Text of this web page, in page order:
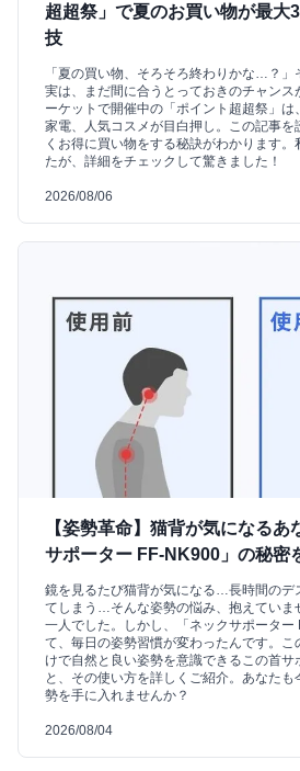
超超祭」で夏のお買い物が最大
技
「夏の買い物、そろそろ終わりかな…？」
実は、まだ間に合うとっておきのチャンス
ーケットで開催中の「ポイント超超祭」
家電、人気コスメが目白押し。この記事
くお得に買い物をする秘訣がわかります。
たが、詳細をチェックして驚きました！
2026/08/06
【姿勢革命】猫背が気になるあ
サポーター FF-NK900」の秘密
鏡を見るたび猫背が気になる…長時間のデ
てしまう…そんな姿勢の悩み、抱えていま
一人でした。しかし、「ネックサポーター
て、毎日の姿勢習慣が変わったんです。
けで自然と良い姿勢を意識できるこの首
と、その使い方を詳しくご紹介。あなた
勢を手に入れませんか？
2026/08/04